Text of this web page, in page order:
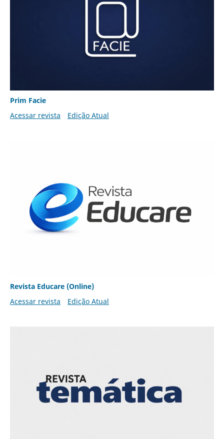
Prim Facie
Acessar revista
Edição Atual
Revista Educare (Online)
Acessar revista
Edição Atual